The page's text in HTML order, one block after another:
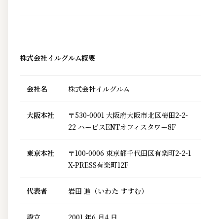
株式会社イルグルム概要
会社名 株式会社イルグルム
大阪本社
〒530-0001 大阪府大阪市北区梅田2-2-
22 ハービスENTオフィスタワー8F
東京本社
〒100-0006 東京都千代田区有楽町2-2-1
X-PRESS有楽町12F
代表者 岩田 進（いわた すすむ）